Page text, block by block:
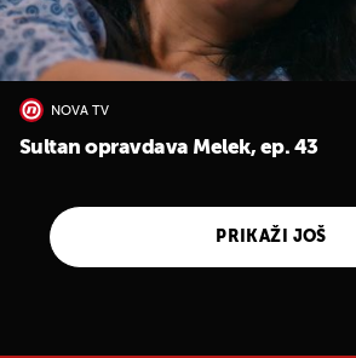
NOVA TV
Sultan opravdava Melek, ep. 43
PRIKAŽI JOŠ